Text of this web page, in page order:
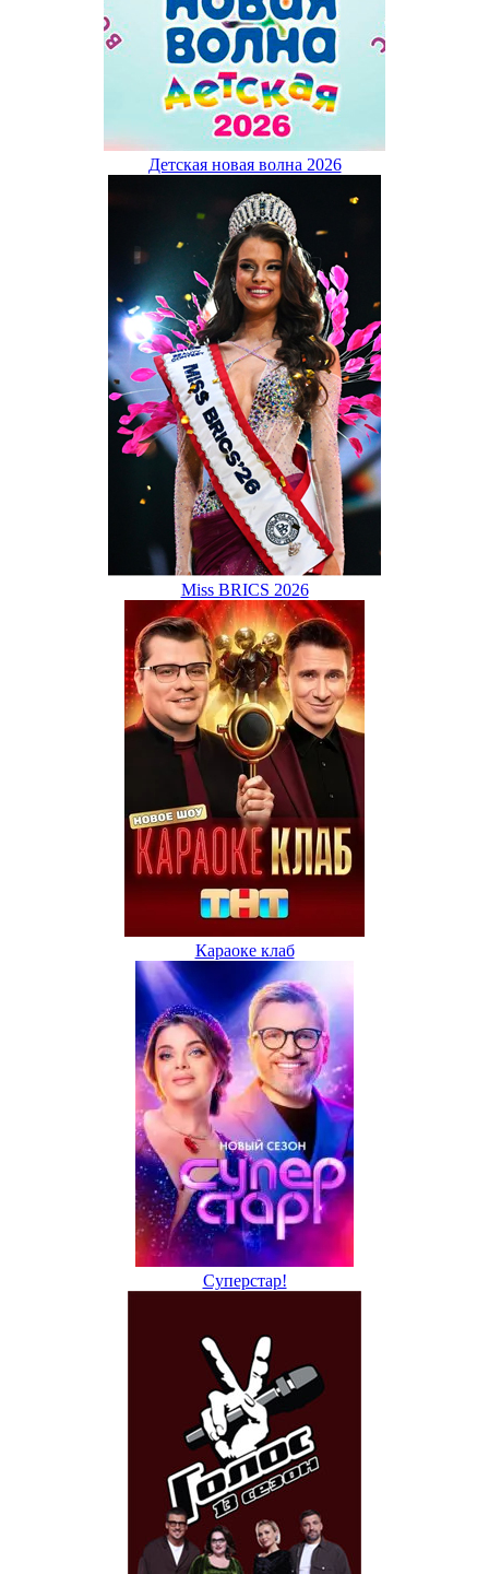
Детская новая волна 2026
Miss BRICS 2026
Караоке клаб
Суперстар!